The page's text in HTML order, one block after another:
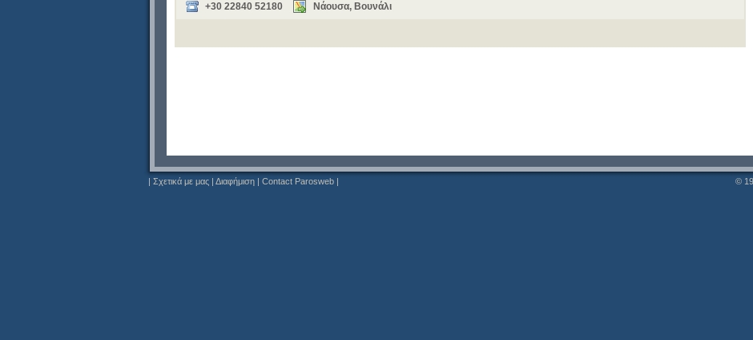
+30 22840 52180
Νάουσα, Βουνάλι
| Σχετικά με μας | Διαφήμιση | Contact Parosweb | ©